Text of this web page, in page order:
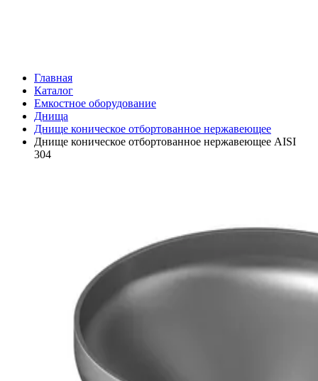
Главная
Каталог
Емкостное оборудование
Днища
Днище коническое отбортованное нержавеющее
Днище коническое отбортованное нержавеющее AISI
304